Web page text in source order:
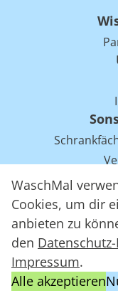
WaschMal
Cookies, um dir
anbieten zu
den
Impressum.
Alle akzeptieren
Einsparpotentiale